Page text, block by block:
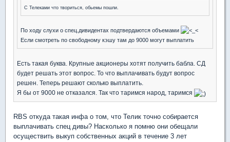
С Телеками что твориться, обьемы пошли.
По ходу слухи о спец.дивидентах подтвердаются объемами
Если смотреть по свободному кэшу там до 9000 могут выплатить
Есть такая буква. Крупные акционеры хотят получить бабла. СД
будет решать этот вопрос. То что выплачивать будут вопрос
решен. Теперь решают сколько выплатить.
Я бы от 9000 не отказался. Так что таримся народ, таримся
RBS откуда такая инфа о том, что Телик точно собирается
выплачивать спец дивы? Насколько я помню они обещали
осуществить выкуп собственных акций в течение 3 лет